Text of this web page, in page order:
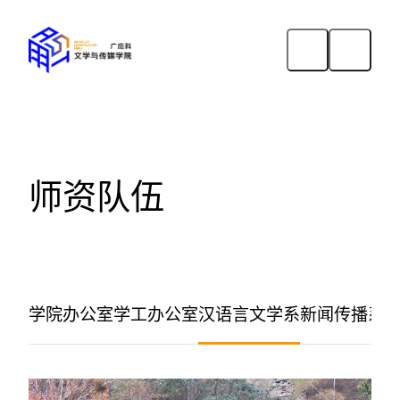
师资队伍
学院办公室学工办公室汉语言文学系新闻传播系